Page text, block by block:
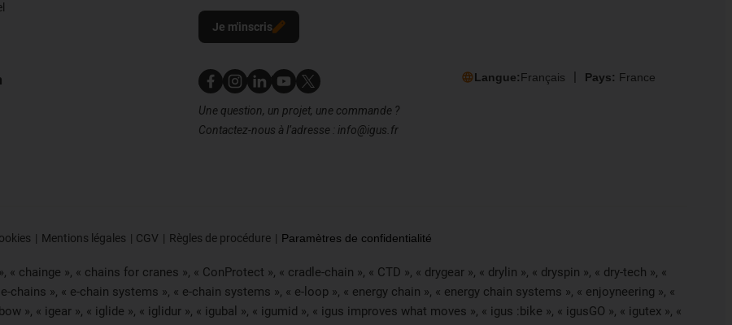
Je m'inscris
Nous contacter
Une question, un projet, une commande ?
Contactez-nous à l’adresse : info@igus.fr
Langue:Français Pays: France
Mentions légales CGV Règles de procédure Paramètres de confidentialité
chainge », « chains for cranes », « ConProtect », « cradle-chain », « CTD », « drygear », « drylin », « dryspin », « dry-tech », «
chains », « e-chain systems », « e-chain systems », « e-loop », « energy chain », « energy chain systems », « enjoyneering », «
», « igear », « iglide », « iglidur », « igubal », « igumid », « igus improves what moves », « igus :bike », « igusGO », « igutex », «